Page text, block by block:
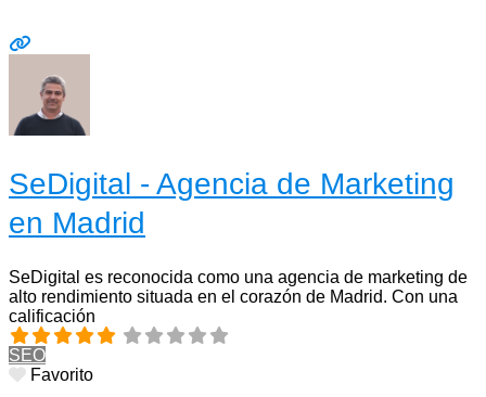
SeDigital - Agencia de Marketing
en Madrid
SeDigital es reconocida como una agencia de marketing de
alto rendimiento situada en el corazón de Madrid. Con una
calificación
SEO
Favorito